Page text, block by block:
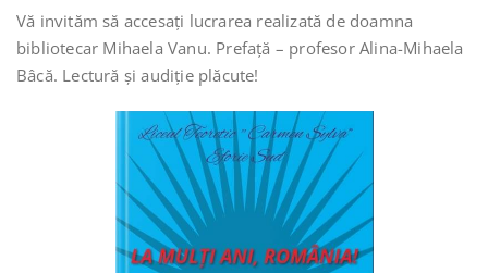
Vă invităm să accesați lucrarea realizată de doamna
bibliotecar Mihaela Vanu. Prefaţă – profesor Alina-Mihaela
Bâcă. Lectură și audiție plăcute!